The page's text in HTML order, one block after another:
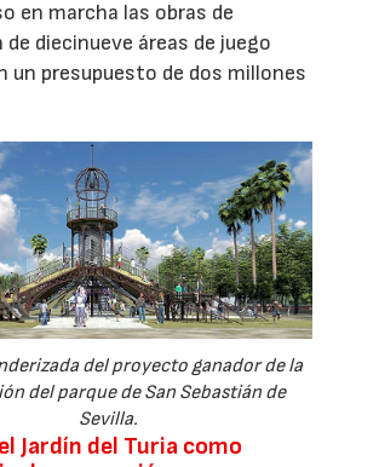
en marcha las obras de
diecinueve áreas de juego
un presupuesto de dos millones
del proyecto ganador de la
del parque de San Sebastián de
Sevilla.
Jardín del Turia como